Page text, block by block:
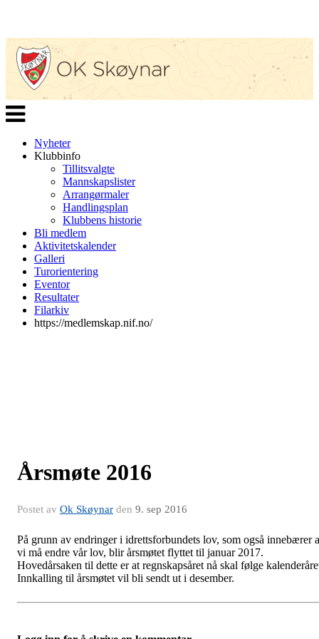
Veksle
navigasjon
Nyheter
Klubbinfo
Tillitsvalgte
Mannskapslister
Arrangørmaler
Handlingsplan
Klubbens historie
Bli medlem
Aktivitetskalender
Galleri
Turorientering
Eventor
Resultater
Filarkiv
https://medlemskap.nif.no/
Årsmøte 2016
Postet av Ok Skøynar den 9. sep 2016
På grunn av endringer i idrettsforbundets lov, som også innebærer
vi må endre vår lov, blir årsmøtet flyttet til januar 2017.
Hovedårsaken til dette er at regnskapsåret nå skal følge
Innkalling til årsmøtet vil bli sendt ut i desember.